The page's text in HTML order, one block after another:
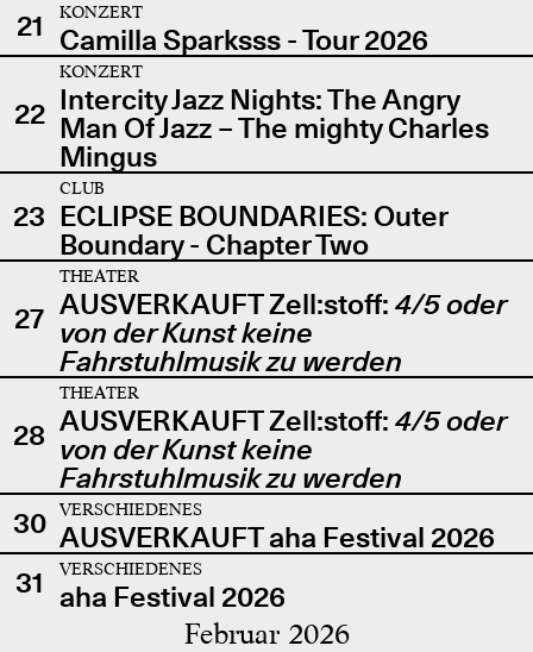
21
KONZERT
Camilla Sparksss - Tour 2026
22
KONZERT
Intercity Jazz Nights: The Angry
Man Of Jazz – The mighty Charles
Mingus
23
CLUB
ECLIPSE BOUNDARIES: Outer
Boundary - Chapter Two
27
THEATER
AUSVERKAUFT Zell:stoff: 4/5 oder
von der Kunst keine
Fahrstuhlmusik zu werden
28
THEATER
AUSVERKAUFT Zell:stoff: 4/5 oder
von der Kunst keine
Fahrstuhlmusik zu werden
30
VERSCHIEDENES
AUSVERKAUFT aha Festival 2026
31
VERSCHIEDENES
aha Festival 2026
Februar 2026